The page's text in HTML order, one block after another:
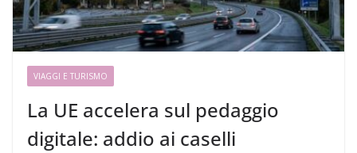
VIAGGI E TURISMO
La UE accelera sul pedaggio
digitale: addio ai caselli